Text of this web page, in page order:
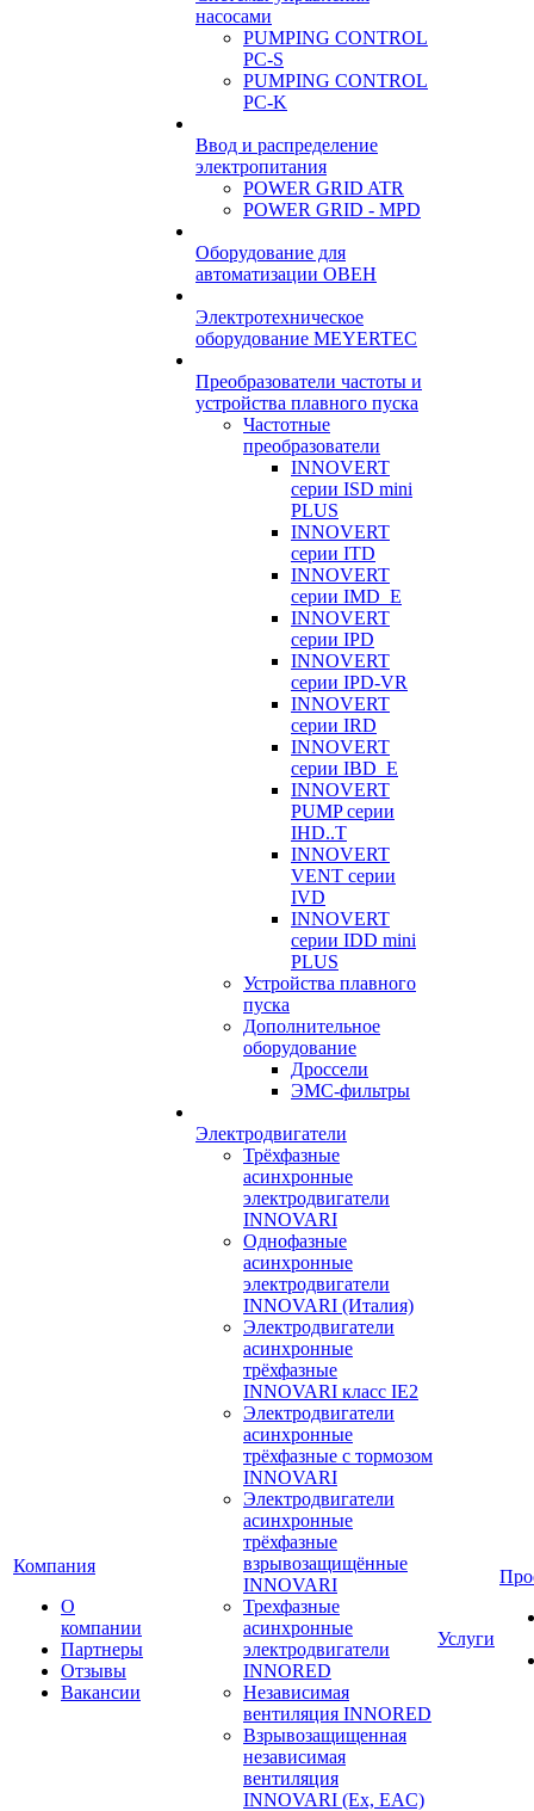
Компания
О
компании
Партнеры
Отзывы
Вакансии
насосами
PUMPING CONTROL
PC-S
PUMPING CONTROL
PC-K
Ввод и распределение
электропитания
POWER GRID ATR
POWER GRID - MPD
Оборудование для
автоматизации ОВЕН
Электротехническое
оборудование MEYERTEC
Преобразователи частоты и
устройства плавного пуска
Частотные
преобразователи
INNOVERT
серии ISD mini
PLUS
INNOVERT
серии ITD
INNOVERT
серии IMD_E
INNOVERT
серии IPD
INNOVERT
серии IPD-VR
INNOVERT
серии IRD
INNOVERT
серии IBD_E
INNOVERT
PUMP серии
IHD..T
INNOVERT
VENT серии
IVD
INNOVERT
серии IDD mini
PLUS
Устройства плавного
пуска
Дополнительное
оборудование
Дроссели
ЭМС-фильтры
Электродвигатели
Трёхфазные
асинхронные
электродвигатели
INNOVARI
Однофазные
асинхронные
электродвигатели
INNOVARI (Италия)
Электродвигатели
асинхронные
трёхфазные
INNOVARI класс IE2
Электродвигатели
асинхронные
трёхфазные с тормозом
INNOVARI
Электродвигатели
асинхронные
трёхфазные
взрывозащищённые
INNOVARI
Трехфазные
асинхронные
электродвигатели
INNORED
Независимая
вентиляция INNORED
Взрывозащищенная
независимая
вентиляция
INNOVARI (Ex, EAC)
Услуги